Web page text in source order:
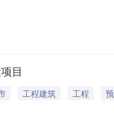
目
工程建筑 工程